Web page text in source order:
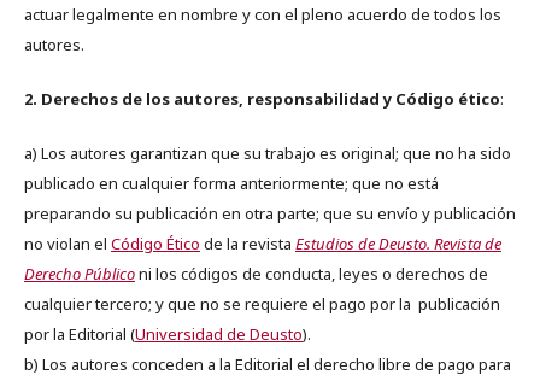
actuar legalmente en nombre y con el pleno acuerdo de todos los
autores.
2. Derechos de los autores, responsabilidad y Código ético:
a) Los autores garantizan que su trabajo es original; que no ha sido
publicado en cualquier forma anteriormente; que no está
preparando su publicación en otra parte; que su envío y publicación
no violan el Código Ético de la revista Estudios de Deusto. Revista de
Derecho Públiconi los códigos de conducta, leyes o derechos de
cualquier tercero; y que no se requiere el pago por la publicación
por la Editorial (Universidad de Deusto).
b) Los autores conceden a la Editorial el derecho libre de pago para